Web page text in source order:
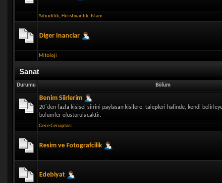
Yahudilik, Hiristiyanlik, Islam
Diger Inanclar
Mitoloji
Sanat
Durumu Bölüm
Benim Siirlerim
20`den fazla kisisel siirini paylasan kisilere, talepleri halinde, kendi
bolumler olusturulacaktir.
Gece Cenapları
Resim ve Fotografcilik
Edebiyat